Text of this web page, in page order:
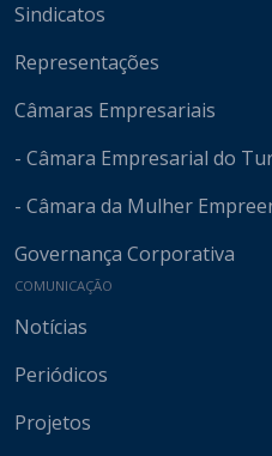
Sindicatos
Representações
Câmaras Empresariais
- Câmara Empresarial do
- Câmara da Mulher
Governança Corporativa
COMUNICAÇÃO
Notícias
Periódicos
Projetos